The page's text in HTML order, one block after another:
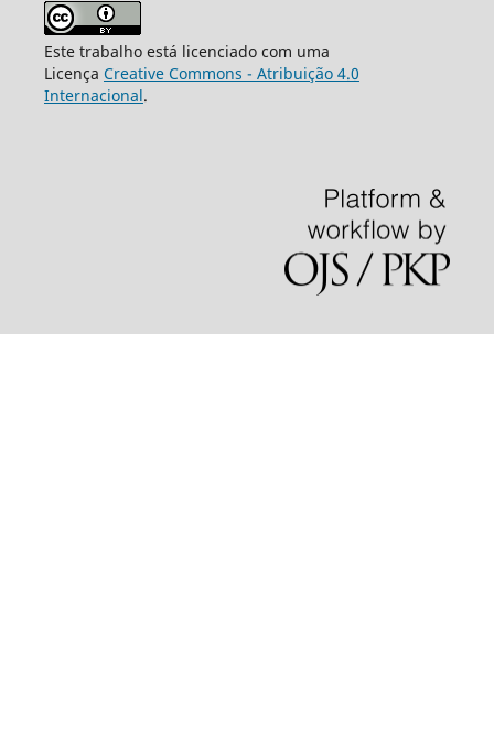
Este trabalho está licenciado com uma
Licença Creative Commons - Atribuição 4.0
Internacional.